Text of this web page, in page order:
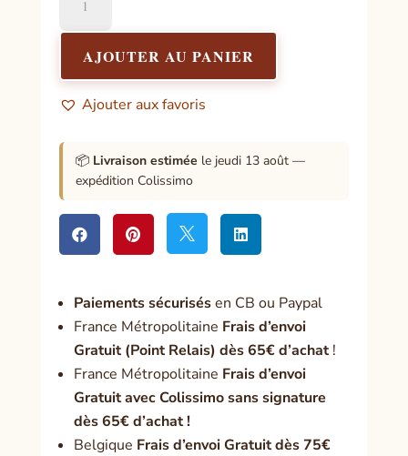
Jardin
secret
sorcière
AJOUTER AU PANIER
Ajouter aux favoris
📦 Livraison estimée le jeudi 13 août —
expédition Colissimo
   
Paiements sécurisésen CB ou Paypal
France Métropolitaine Frais d’envoi
Gratuit (Point Relais) dès 65€ d’achat!
France Métropolitaine Frais d’envoi
Gratuit avec Colissimo sans signature
dès 65€ d’achat !
Belgique Frais d’envoi Gratuit dès 75€